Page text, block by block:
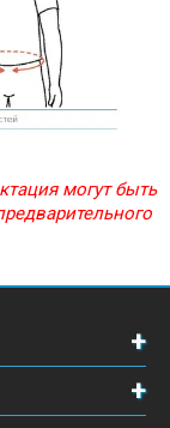
могут быть